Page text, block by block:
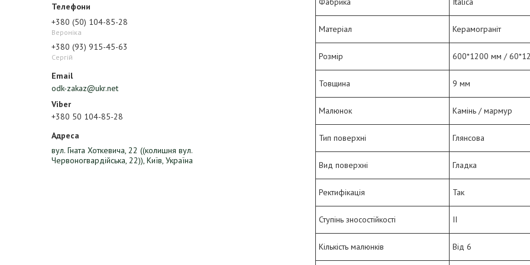
+380 (50) 104-85-28
Вероніка
+380 (93) 915-45-63
Сергій
odk-zakaz@ukr.net
+380 50 104-85-28
вул. Гната Хоткевича, 22 ((колишня вул.
Червоногвардійська, 22)), Київ, Україна
Матеріал Керамограніт
Розмір 600*1200 мм /
Товщина 9 мм
Малюнок Камінь / мармур
Тип поверхні Глянсова
Вид поверхні Гладка
Ректифікація Так
Ступінь зносостійкості II
Кількість малюнків Від 6